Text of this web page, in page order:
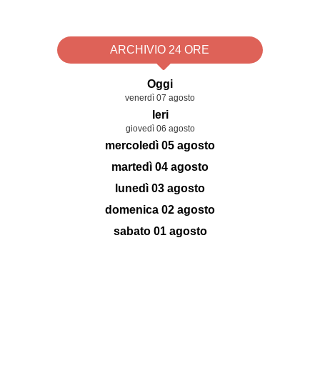
ARCHIVIO 24 ORE
Oggi
venerdì 07 agosto
Ieri
giovedì 06 agosto
mercoledì 05 agosto
martedì 04 agosto
lunedì 03 agosto
domenica 02 agosto
sabato 01 agosto